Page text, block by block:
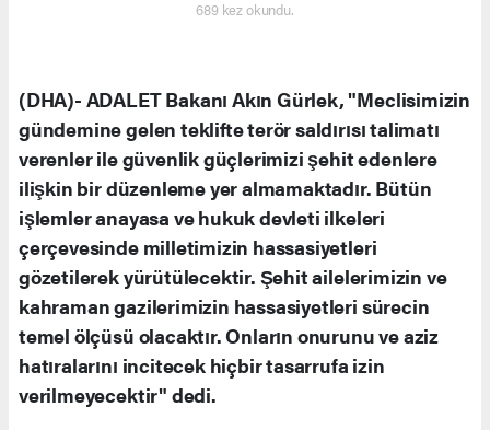
689 kez okundu.
(DHA)- ADALET Bakanı Akın Gürlek, "Meclisimizin
gündemine gelen teklifte terör saldırısı talimatı
verenler ile güvenlik güçlerimizi şehit edenlere
ilişkin bir düzenleme yer almamaktadır. Bütün
işlemler anayasa ve hukuk devleti ilkeleri
çerçevesinde milletimizin hassasiyetleri
gözetilerek yürütülecektir. Şehit ailelerimizin ve
kahraman gazilerimizin hassasiyetleri sürecin
temel ölçüsü olacaktır. Onların onurunu ve aziz
hatıralarını incitecek hiçbir tasarrufa izin
verilmeyecektir" dedi.